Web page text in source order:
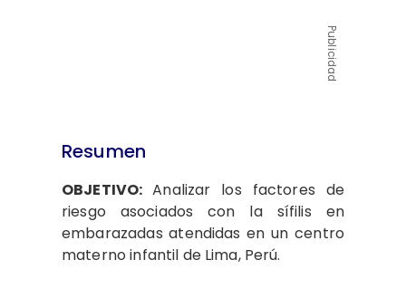
Publicidad
Resumen
OBJETIVO:Analizar los factores de
riesgo asociados con la sífilis en
embarazadas atendidas en un centro
materno infantil de Lima, Perú.